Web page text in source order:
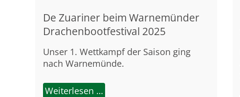
De Zuariner beim Warnemünder
Drachenbootfestival 2025
Unser 1. Wettkampf der Saison ging
nach Warnemünde.
Weiterlesen …